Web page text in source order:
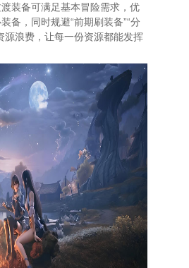
装备可满足基本冒险需求，优
备，同时规避“前期刷装备”“分
源浪费，让每一份资源都能发挥